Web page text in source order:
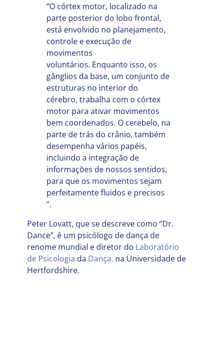
“O córtex motor, localizado na
parte posterior do lobo frontal,
está envolvido no planejamento,
controle e execução de
movimentos
voluntários. Enquanto isso, os
gânglios da base, um conjunto de
estruturas no interior do
cérebro, trabalha com o córtex
motor para ativar movimentos
bem coordenados. O cerebelo, na
parte de trás do crânio, também
desempenha vários papéis,
incluindo a integração de
informações de nossos sentidos,
para que os movimentos sejam
perfeitamente fluidos e precisos
”.
Peter Lovatt, que se descreve como “Dr.
Dance”, é um psicólogo de dança de
renome mundial e diretor do Laboratório
de Psicologia da Dança. na Universidade de
Hertfordshire.